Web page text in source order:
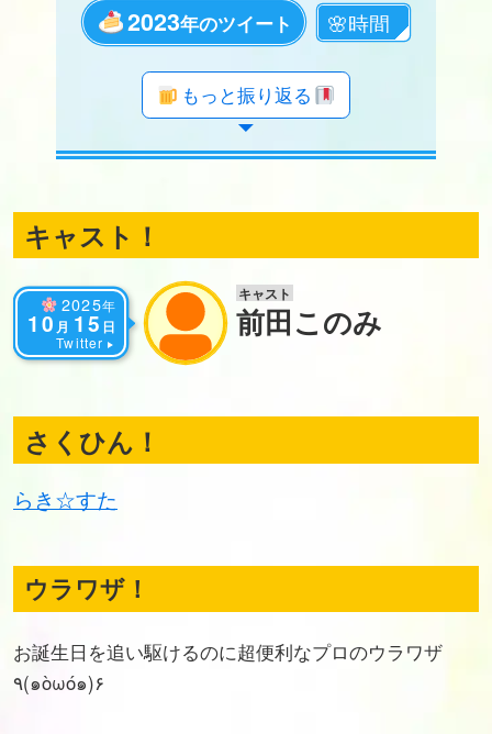
2023年のツイート
年のツイート
年のツイート
年のツイート
年のツイート
年のツイート
年のツイート
年のツイート
年のツイート
年のツイート
年のツイート
年のツイート
年のツイート
年のツイート
年のツイート
年のツイート
年のツイート
年のツイート
もっと振り返る
キャスト！
2025年
10月 15 日
Twitter
キャスト
前田このみ
さくひん！
らき☆すた
ウラワザ！
お誕生日を追い駆けるのに超便利なプロのウラワザ
٩(๑òωó๑)۶